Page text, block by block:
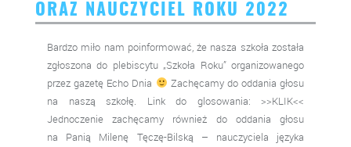
ORAZ NAUCZYCIEL ROKU 2022
Bardzo miło nam poinformować, że nasza szkoła została
zgłoszona do plebiscytu „Szkoła Roku” organizowanego
przez gazetę Echo Dnia
Zachęcamy do oddania głosu
na naszą szkołę. Link do glosowania: >>KLIK<<
Jednoczenie zachęcamy również do oddania głosu
na Panią Milenę Tęczę-Bilską – nauczyciela języka